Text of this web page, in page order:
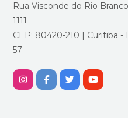
Rua Visconde do Rio Branco
1111
CEP: 80420-210 | Curitiba -
57